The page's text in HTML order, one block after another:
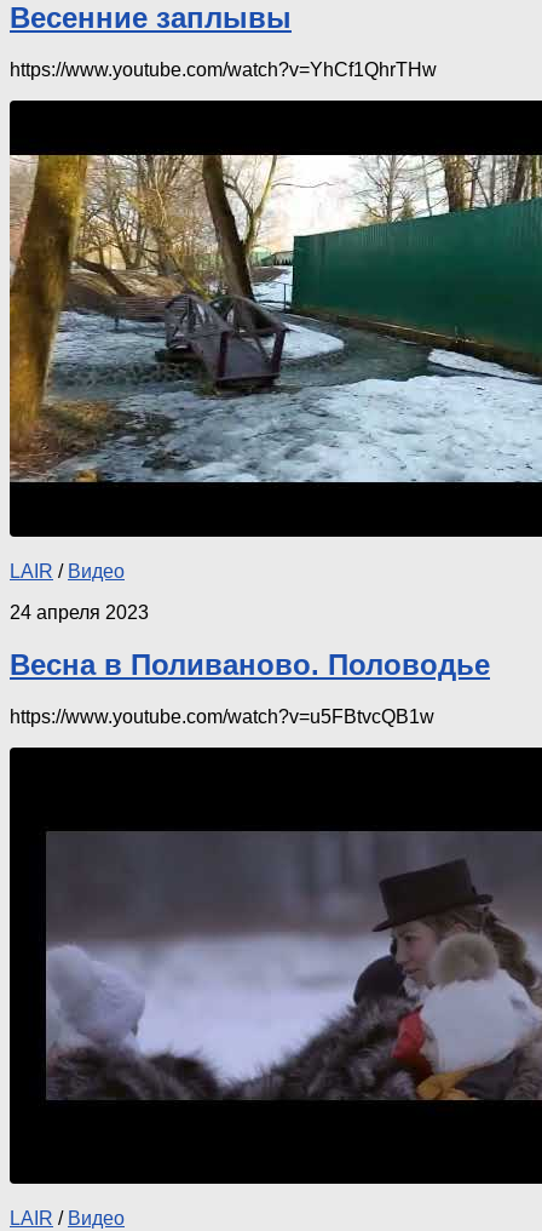
Весенние заплывы
https://www.youtube.com/watch?v=YhCf1QhrTHw
LAIR / Видео
24 апреля 2023
Весна в Поливаново. Половодье
https://www.youtube.com/watch?v=u5FBtvcQB1w
LAIR / Видео